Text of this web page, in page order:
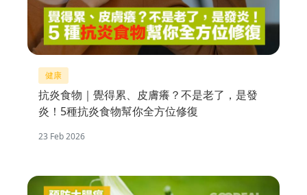
健康
抗炎食物｜覺得累、皮膚癢？不是老了，是發
炎！5種抗炎食物幫你全方位修復
23 Feb 2026